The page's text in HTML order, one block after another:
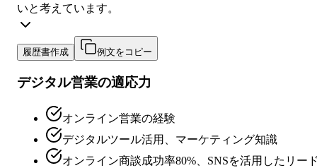
いと考えています。
履歴書作成 例文をコピー
デジタル営業の適応力
オンライン営業の経験
デジタルツール活用、マーケティング知識
オンライン商談成功率80%、SNSを活用したリー